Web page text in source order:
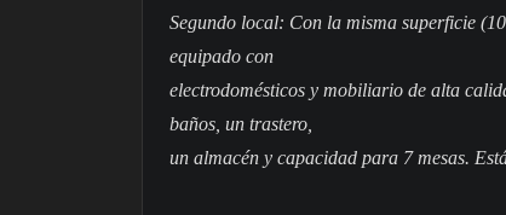
Segundo local: Con la misma superficie
equipado con
electrodomésticos y mobiliario de alta
baños, un trastero,
un almacén y capacidad para 7 mesas.